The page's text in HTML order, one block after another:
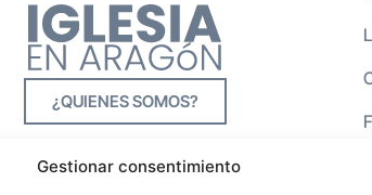
Gestionar consentimiento
¿QUIENES SOMOS?